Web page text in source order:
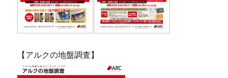
【アルクの地盤調査】